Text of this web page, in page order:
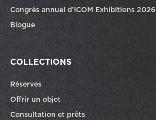
Congrès annuel d’ICOM Exhibitions 2026
Blogue
COLLECTIONS
Réserves
Offrir un objet
Consultation et prêts